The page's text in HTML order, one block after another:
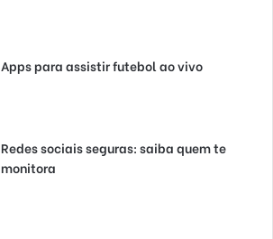
Apps para assistir futebol ao vivo
Redes sociais seguras: saiba quem te
monitora